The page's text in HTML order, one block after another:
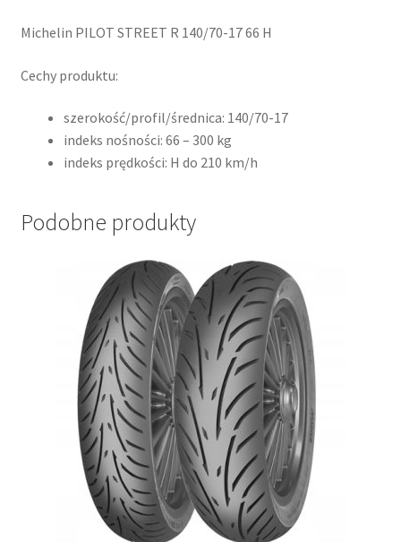
Michelin PILOT STREET R 140/70-17 66 H
Cechy produktu:
szerokość/profil/średnica: 140/70-17
indeks nośności: 66 – 300 kg
indeks prędkości: H do 210 km/h
Podobne produkty